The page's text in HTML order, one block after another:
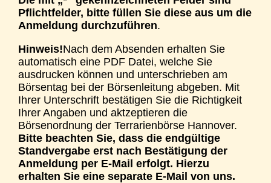
Pflichtfelder, bitte füllen Sie diese aus um die
Anmeldung durchzuführen.
Hinweis!Nach dem Absenden erhalten Sie
automatisch eine PDF Datei, welche Sie
ausdrucken können und unterschrieben am
Börsentag bei der Börsenleitung abgeben. Mit
Ihrer Unterschrift bestätigen Sie die Richtigkeit
Ihrer Angaben und aktzeptieren die
Börsenordnung der Terrarienbörse Hannover.
Bitte beachten Sie, dass die endgültige
Standvergabe erst nach Bestätigung der
Anmeldung per E-Mail erfolgt. Hierzu
erhalten Sie eine separate E-Mail von uns.